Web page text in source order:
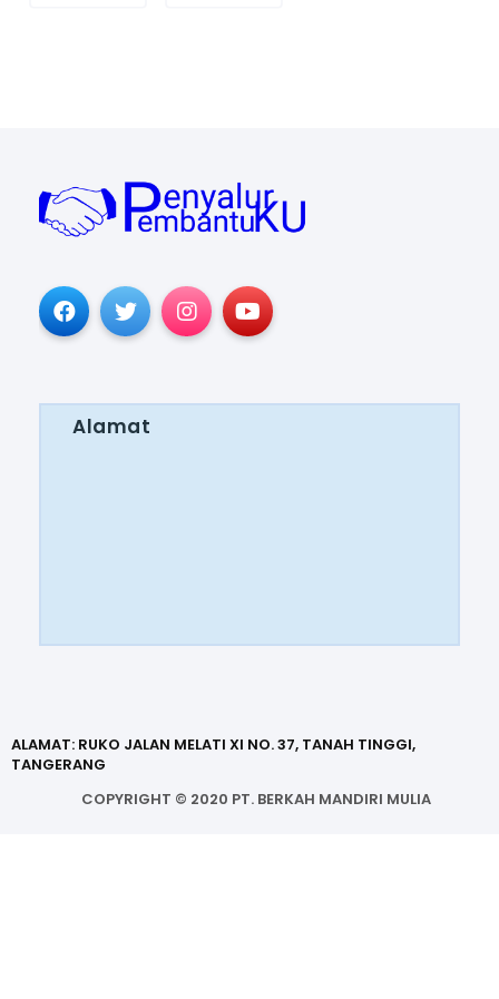
Alamat
ALAMAT: RUKO JALAN MELATI XI NO. 37, TANAH TINGGI,
TANGERANG
COPYRIGHT © 2020 PT. BERKAH MANDIRI MULIA